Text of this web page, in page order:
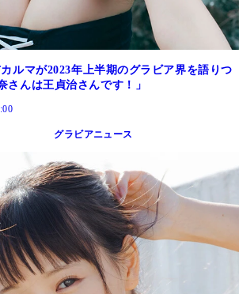
ルマが2023年上半期のグラビア界を語りつ
さんは王貞治さんです！」
グラビアニュース